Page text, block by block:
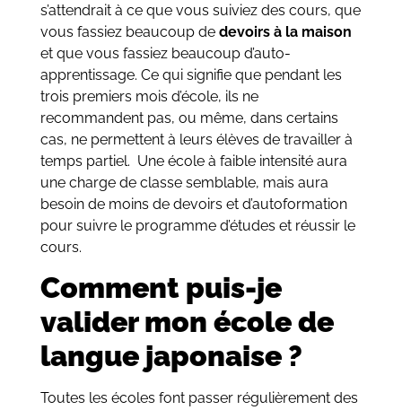
s’attendrait à ce que vous suiviez des cours, que
vous fassiez beaucoup de devoirs à la maison
et que vous fassiez beaucoup d’auto-
apprentissage. Ce qui signifie que pendant les
trois premiers mois d’école, ils ne
recommandent pas, ou même, dans certains
cas, ne permettent à leurs élèves de travailler à
temps partiel. Une école à faible intensité aura
une charge de classe semblable, mais aura
besoin de moins de devoirs et d’autoformation
pour suivre le programme d’études et réussir le
cours.
Comment puis-je
valider mon école de
langue japonaise ?
Toutes les écoles font passer régulièrement des